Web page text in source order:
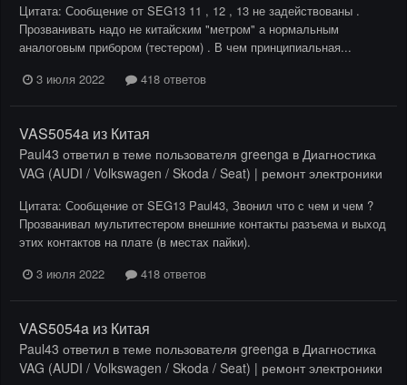
Цитата: Сообщение от SEG13 11 , 12 , 13 не задействованы .
Прозванивать надо не китайским "метром" а нормальным
аналоговым прибором (тестером) . В чем принципиальная...
3 июля 2022
418 ответов
VAS5054a из Китая
Paul43 ответил в теме пользователя greenga в Диагностика
VAG (AUDI / Volkswagen / Skoda / Seat) | ремонт электроники
Цитата: Сообщение от SEG13 Paul43, Звонил что с чем и чем ?
Прозванивал мультитестером внешние контакты разъема и выход
этих контактов на плате (в местах пайки).
3 июля 2022
418 ответов
VAS5054a из Китая
Paul43 ответил в теме пользователя greenga в Диагностика
VAG (AUDI / Volkswagen / Skoda / Seat) | ремонт электроники